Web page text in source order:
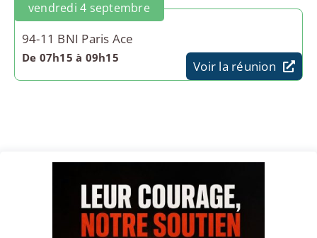
vendredi 4 septembre
94-11 BNI Paris Ace
De 07h15 à 09h15
Voir la réunion